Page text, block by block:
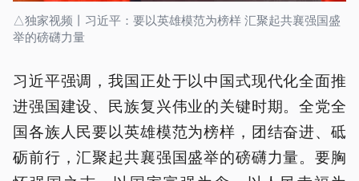
△独家视频丨习近平：要以英雄模范为榜样 汇聚起共襄强国盛
举的磅礴力量
习近平强调，我国正处于以中国式现代化全面推
进强国建设、民族复兴伟业的关键时期。全党全
国各族人民要以英雄模范为榜样，团结奋进、砥
砺前行，汇聚起共襄强国盛举的磅礴力量。要胸